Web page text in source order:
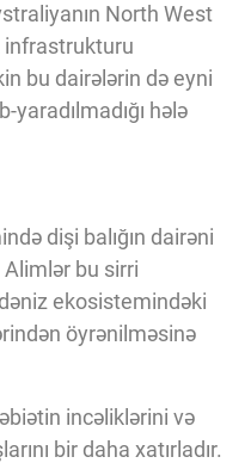
North West
infrastrukturu
bu dairələrin də eyni
yaradılmadığı hələ
dişi balığın dairəni
bu sirri
ekosistemindəki
öyrənilməsinə
incəliklərini və
bir daha xatırladır.